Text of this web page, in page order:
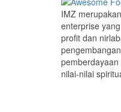
IMZ
enterprise
profit dan
nilai-nilai